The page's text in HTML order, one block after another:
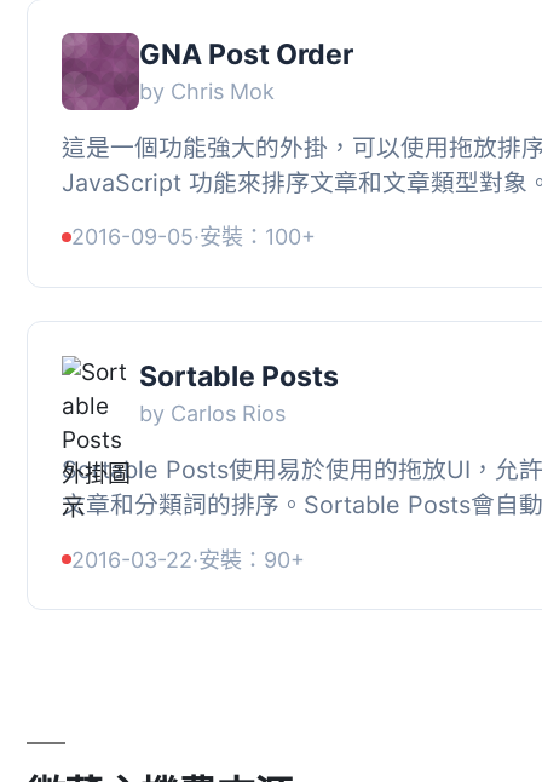
GNA Post Order
by Chris Mok
這是一個功能強大的外掛，可以使用拖放排
JavaScript 功能來排序文章和文章類型對象
章...
2016-09-05·安裝：100+
Sortable Posts
by Carlos Rios
Sortable Posts使用易於使用的拖放UI，允
文章和分類詞的排序。Sortable Posts會自
2016-03-22·安裝：90+